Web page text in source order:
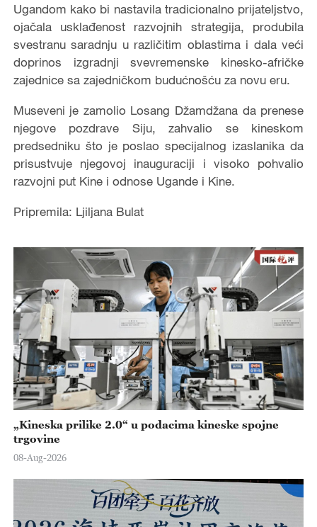
Ugandom kako bi nastavila tradicionalno prijateljstvo,
ojačala usklađenost razvojnih strategija, produbila
svestranu saradnju u različitim oblastima i dala veći
doprinos izgradnji svevremenske kinesko-afričke
zajednice sa zajedničkom budućnošću za novu eru.
Museveni je zamolio Losang Džamdžana da prenese
njegove pozdrave Siju, zahvalio se kineskom
predsedniku što je poslao specijalnog izaslanika da
prisustvuje njegovoj inauguraciji i visoko pohvalio
razvojni put Kine i odnose Ugande i Kine.
Pripremila: Ljiljana Bulat
„Kineska prilike 2.0“ u podacima kineske spojne
trgovine
08-Aug-2026